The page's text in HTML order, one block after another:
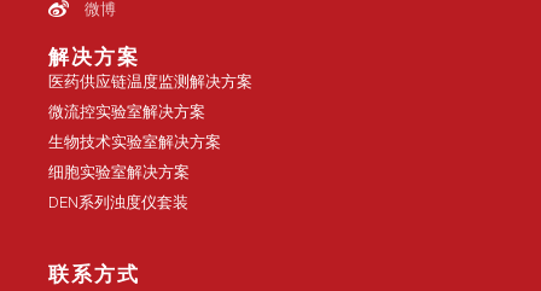
微博
解决方案
医药供应链温度监测解决方案
微流控实验室解决方案
生物技术实验室解决方案